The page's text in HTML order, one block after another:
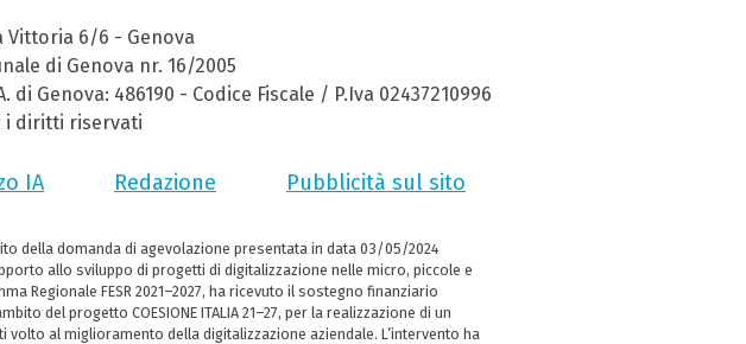
Vittoria 6/6 - Genova
di Genova nr. 16/2005
Genova: 486190 - Codice Fiscale / P.Iva 02437210996
i diritti riservati
IA Redazione Pubblicità sul sito
della domanda di agevolazione presentata in data 03/05/2024
allo sviluppo di progetti di digitalizzazione nelle micro, piccole e
Regionale FESR 2021–2027, ha ricevuto il sostegno finanziario
del progetto COESIONE ITALIA 21–27, per la realizzazione di un
volto al miglioramento della digitalizzazione aziendale. L’intervento ha